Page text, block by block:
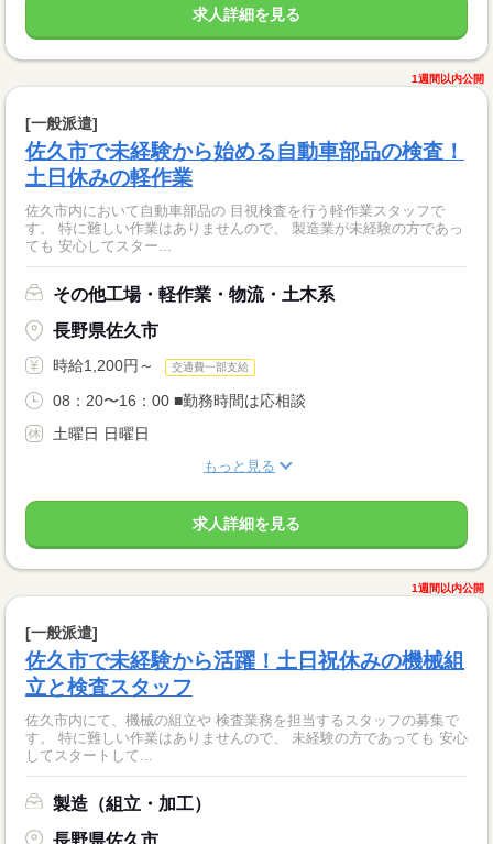
求人詳細を見る
1週間以内公開
[一般派遣]
佐久市で未経験から始める自動車部品の検査！
土日休みの軽作業
佐久市内において自動車部品の 目視検査を行う軽作業スタッフで
す。 特に難しい作業はありませんので、 製造業が未経験の方であっ
ても 安心してスター...
その他工場・軽作業・物流・土木系
長野県佐久市
時給1,200円～ 交通費一部支給
08：20〜16：00 ■勤務時間は応相談
土曜日 日曜日
もっと見る
求人詳細を見る
1週間以内公開
[一般派遣]
佐久市で未経験から活躍！土日祝休みの機械組
立と検査スタッフ
佐久市内にて、機械の組立や 検査業務を担当するスタッフの募集で
す。 特に難しい作業はありませんので、 未経験の方であっても 安心
してスタートして...
製造（組立・加工）
長野県佐久市